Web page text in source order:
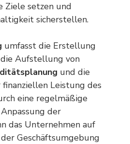
Ziele setzen und
sicherstellen.
umfasst die Erstellung
die Aufstellung von
und die
Leistung des
eine regelmäßige
der
das Unternehmen auf
Geschäftsumgebung